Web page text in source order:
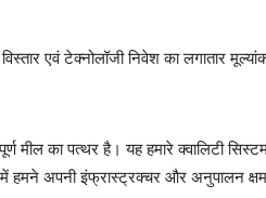
विस्तार एवं टेक्नोलॉजी निवेश का लगातार
मील का पत्थर है। यह हमारे क्वालिटी
में हमने अपनी इंफ्रास्ट्रक्चर और अनुपालन